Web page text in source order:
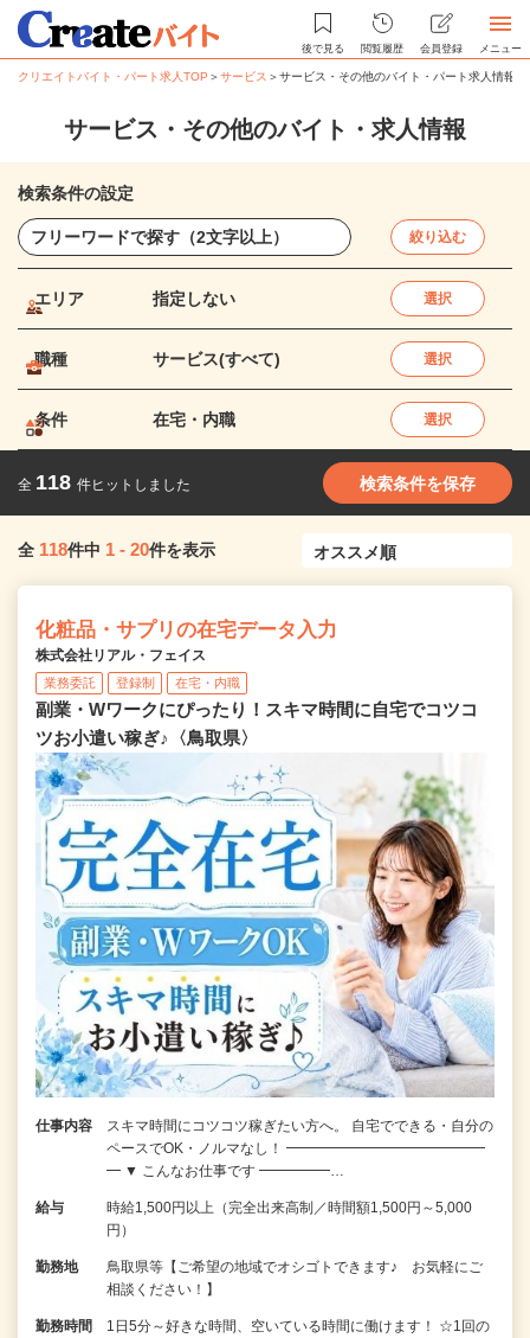
後で見る 閲覧履歴 会員登録 メニュー
クリエイトバイト・パート求人TOP ＞サービス ＞サービス・その他のバイト・パート求人情報
サービス・その他のバイト・求人情報
検索条件の設定
絞り込む
エリア 指定しない 選択
職種 サービス(すべて) 選択
条件 在宅・内職 選択
全 118 件ヒットしました 検索条件を保存
全 118件中 1 - 20件を表示
化粧品・サプリの在宅データ入力
株式会社リアル・フェイス
業務委託 登録制 在宅・内職
副業・Wワークにぴったり！スキマ時間に自宅でコツコ
ツお小遣い稼ぎ♪〈鳥取県〉
仕事内容
スキマ時間にコツコツ稼ぎたい方へ。 自宅でできる・自分の
ペースでOK・ノルマなし！ ━━━━━━━━━━━━━━
━ ▼ こんなお仕事です ━━━━━…
給与
時給1,500円以上（完全出来高制／時間額1,500円～5,000
円）
勤務地
鳥取県等【ご希望の地域でオシゴトできます♪ お気軽にご
相談ください！】
勤務時間
1日5分～好きな時間、空いている時間に働けます！ ☆1回の